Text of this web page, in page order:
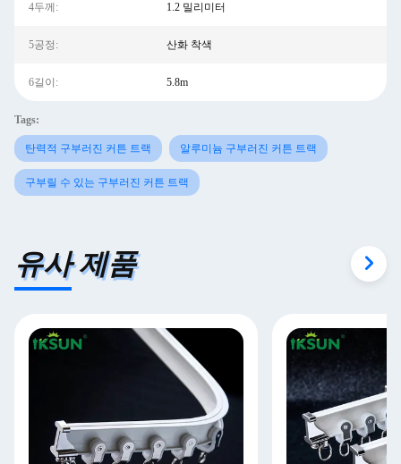
4두께: 1.2 밀리미터
5공정: 산화 착색
6길이: 5.8m
Tags:
탄력적 구부러진 커튼 트랙 알루미늄 구부러진 커튼 트랙
구부릴 수 있는 구부러진 커튼 트랙
유사 제품